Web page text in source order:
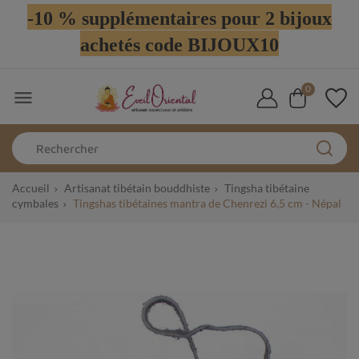
-10 % supplémentaires pour 2 bijoux
achetés code BIJOUX10
 0
Accueil Artisanat tibétain bouddhiste
Tingsha tibétaine
cymbales
Tingshas tibétaines mantra de Chenrezi 6,5 cm - Népal